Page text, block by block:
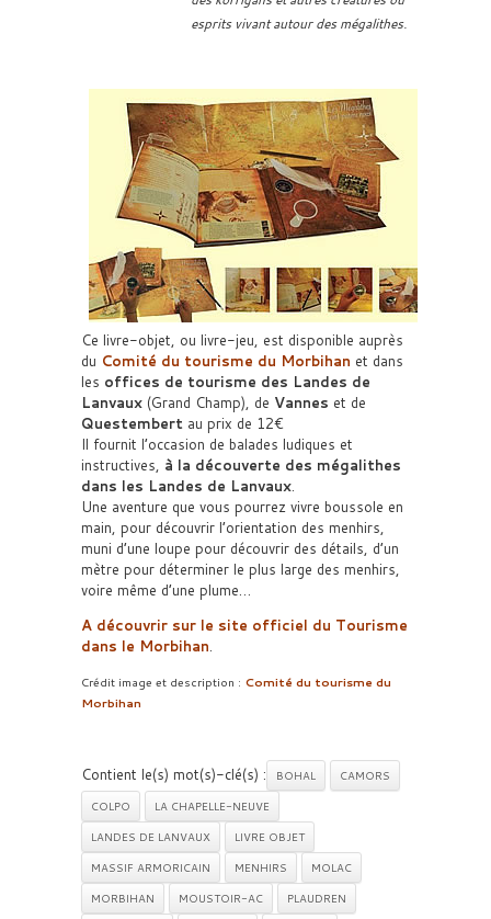
esprits vivant autour des mégalithes.
Ce livre-objet, ou livre-jeu, est disponible auprès
du Comité du tourisme du Morbihan et dans
les offices de tourisme des Landes de
Lanvaux (Grand Champ), de Vannes et de
Questembert au prix de 12€
Il fournit l’occasion de balades ludiques et
instructives, à la découverte des mégalithes
dans les Landes de Lanvaux.
Une aventure que vous pourrez vivre boussole en
main, pour découvrir l’orientation des menhirs,
muni d’une loupe pour découvrir des détails, d’un
mètre pour déterminer le plus large des menhirs,
voire même d’une plume…
A découvrir sur le site officiel du Tourisme
dans le Morbihan.
Crédit image et description : Comité du tourisme du
Morbihan
Contient le(s) mot(s)-clé(s) : BOHAL
CAMORS
COLPO
LA CHAPELLE-NEUVE
LANDES DE LANVAUX
LIVRE OBJET
MASSIF ARMORICAIN
MENHIRS
MOLAC
MORBIHAN
MOUSTOIR-AC
PLAUDREN